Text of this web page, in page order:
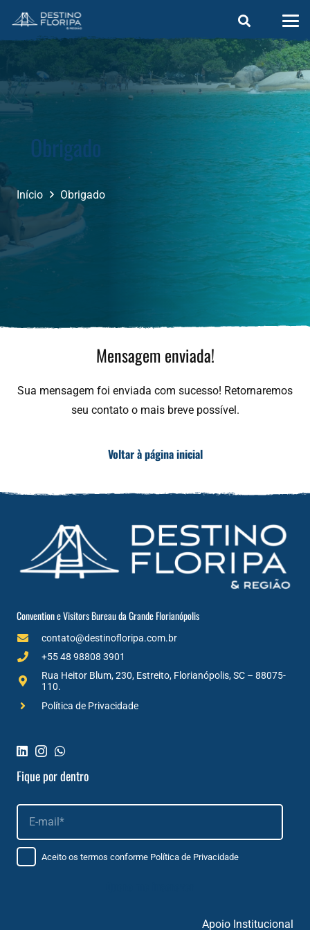
Obrigado
Início Obrigado
Mensagem enviada!
Sua mensagem foi enviada com sucesso! Retornaremos
seu contato o mais breve possível.
Voltar à página inicial
Convention e Visitors Bureau da Grande Florianópolis
contato@destinofloripa.com.br
+55 48 98808 3901
Rua Heitor Blum, 230, Estreito, Florianópolis, SC – 88075-
110.
Política de Privacidade
Fique por dentro
Aceito os termos conforme Política de Privacidade
Apoio Institucional